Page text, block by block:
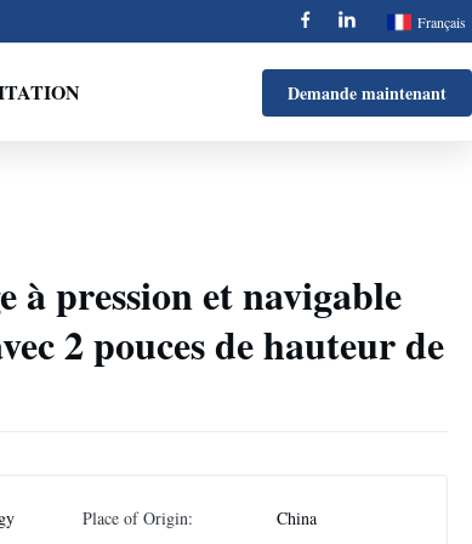
Français
Demande maintenant
à pression et navigable
2 pouces de hauteur de
Place of Origin: China